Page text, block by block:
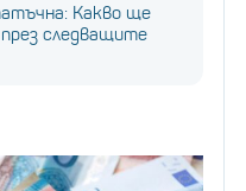
Какво ще
следващите